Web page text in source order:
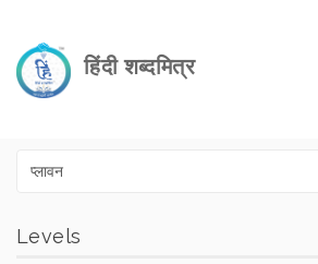
हिंदी शब्दमित्र
Levels